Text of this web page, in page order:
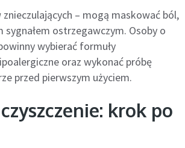
– mogą maskować ból,
ostrzegawczym. Osoby o
wybierać formuły
oraz wykonać próbę
przed pierwszym użyciem.
krok po